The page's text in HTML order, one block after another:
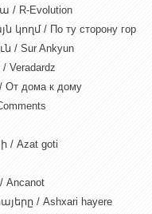
/ R-Evolution
կողմ / По ту сторону гор
/ Sur Ankyun
дома к дому
Azat goti
/ Ashxari hayere